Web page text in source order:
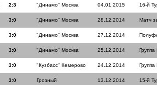
2:3 "Динамо" Москва 04.01.2015 16-й
3:0 "Динамо" Москва 28.12.2014 Матч
3:0 "Динамо" Москва 27.12.2014
3:0 "Динамо" Москва 25.12.2014 Группа
3:0 "Кузбасс" Кемерово 24.12.2014 Группа
3:0 Грозный 13.12.2014 15-й